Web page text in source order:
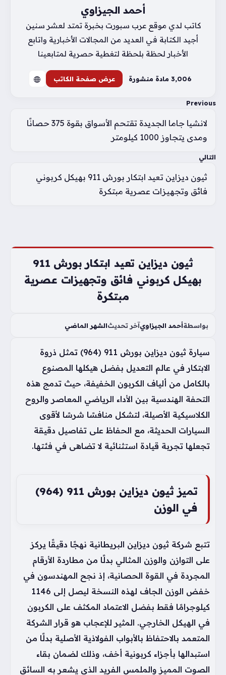
أحمد الجيزاوي
كاتب لدي موقع عرب سبورت بخبرة تمتد لعشر سنين
أجيد الكتابة في العديد من المجالات الأخبارية واتابع
الأخبار لحظة بلحظة لتغطية حصرية لمتابعينا
3٬006 مادة منشورة عرض صفحة الكاتب
Previous
لانشيا جاما الجديدة تقتحم الأسواق بقوة 375 حصانًا
ومدى يتجاوز 1000 كيلومتر
التالي
ثيون ديزاين تعيد ابتكار بورش 911 بهيكل كربوني
فائق وتجهيزات عصرية مبتكرة
ثيون ديزاين تعيد ابتكار بورش 911
بهيكل كربوني فائق وتجهيزات عصرية
مبتكرة
بواسطةأحمد الجيزاويآخر تحديثالشهر الماضي
سيارة ثيون ديزاين بورش 911 (964) تمثل ذروة
الابتكار في عالم التعديل بفضل هيكلها المصنوع
بالكامل من ألياف الكربون الخفيفة، حيث تدمج هذه
التحفة الهندسية بين الأداء الرياضي المعاصر والروح
الكلاسيكية الأصيلة، لتشكل منافسًا شرسًا لأقوى
السيارات الحديثة، مع الحفاظ على تفاصيل دقيقة
تجعلها تجربة قيادة استثنائية لا تضاهى في فئتها.
تميز ثيون ديزاين بورش 911 (964)
في الوزن
تتبع شركة ثيون ديزاين البريطانية نهجًا دقيقًا يركز
على التوازن والوزن المثالي بدلًا من مطاردة الأرقام
المجردة في القوة الحصانية، إذ نجح المهندسون في
خفض الوزن الجاف لهذه النسخة ليصل إلى 1146
كيلوجرامًا فقط بفضل الاعتماد المكثف على الكربون
في الهيكل الخارجي. المثير للإعجاب هو قرار الشركة
المتعمد بالاحتفاظ بالأبواب الفولاذية الأصلية بدلًا من
استبدالها بأجزاء كربونية أخف، وذلك لضمان بقاء
الصوت المميز والملمس الفريد الذي يشعر به السائق